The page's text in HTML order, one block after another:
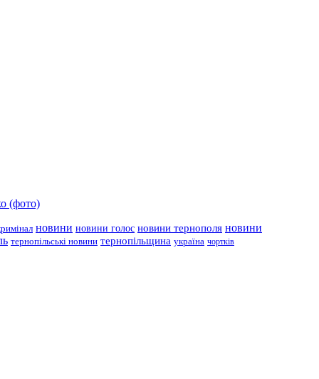
(фото)
новини новини голос новини тернополя новини
тернопільські новини тернопільщина україна чортків